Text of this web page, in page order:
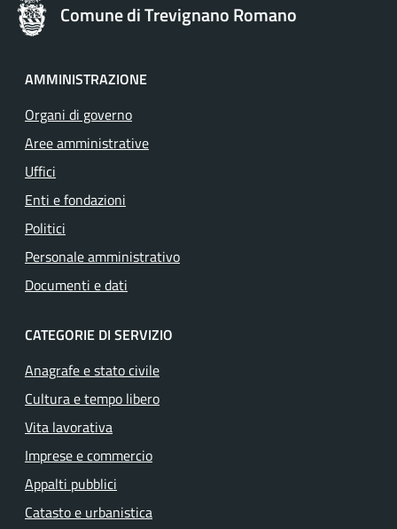
Comune di Trevignano Romano
AMMINISTRAZIONE
Organi di governo
Aree amministrative
Uffici
Enti e fondazioni
Politici
Personale amministrativo
Documenti e dati
CATEGORIE DI SERVIZIO
Anagrafe e stato civile
Cultura e tempo libero
Vita lavorativa
Imprese e commercio
Appalti pubblici
Catasto e urbanistica